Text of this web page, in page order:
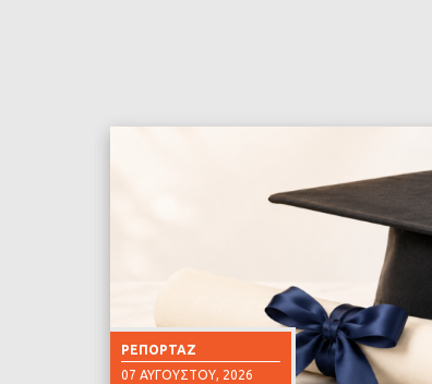
ΡΕΠΟΡΤΆΖ
07 ΑΥΓΟΎΣΤΟΥ, 2026